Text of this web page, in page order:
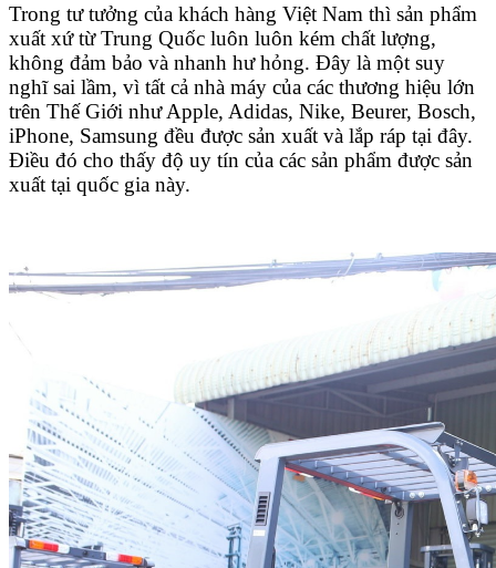
Trong tư tưởng của khách hàng Việt Nam thì sản phẩm
xuất xứ từ Trung Quốc luôn luôn kém chất lượng,
không đảm bảo và nhanh hư hỏng. Đây là một suy
nghĩ sai lầm, vì tất cả nhà máy của các thương hiệu lớn
trên Thế Giới như Apple, Adidas, Nike, Beurer, Bosch,
iPhone, Samsung đều được sản xuất và lắp ráp tại đây.
Điều đó cho thấy độ uy tín của các sản phẩm được sản
xuất tại quốc gia này.